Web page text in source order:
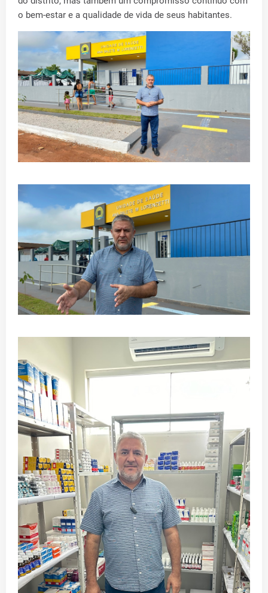
o bem-estar e a qualidade de vida de seus habitantes.